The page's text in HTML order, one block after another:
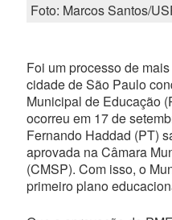
Foto: Marcos Santos/
Foi um processo de
cidade de São Paulo
Municipal de Educação
ocorreu em 17 de
Fernando Haddad (PT)
aprovada na Câmara
(CMSP). Com isso, o
primeiro plano